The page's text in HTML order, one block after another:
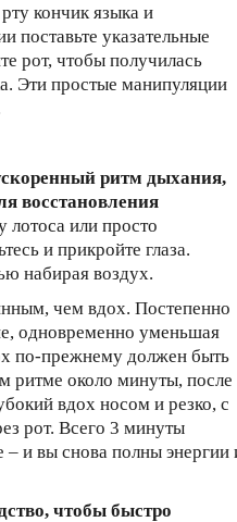
кончик языка и
поставьте указательные
рот, чтобы получилась
Эти простые манипуляции
ритм дыхания,
восстановления
лотоса или просто
и прикройте глаза.
набирая воздух.
чем вдох. Постепенно
одновременно уменьшая
по-прежнему должен быть
ритме около минуты, после
вдох носом и резко, с
рот. Всего 3 минуты
и вы снова полны энергии
чтобы быстро